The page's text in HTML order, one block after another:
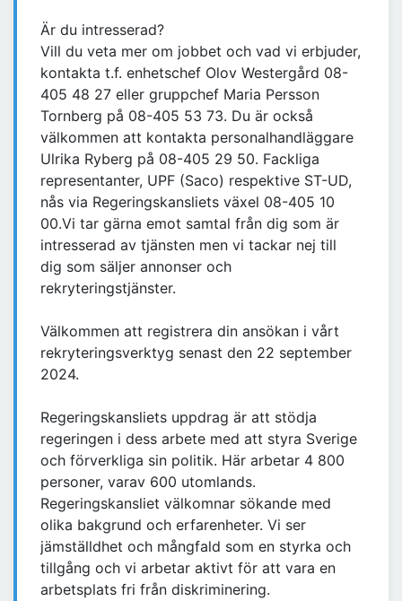
Är du intresserad?
Vill du veta mer om jobbet och vad vi erbjuder,
kontakta t.f. enhetschef Olov Westergård 08-
405 48 27 eller gruppchef Maria Persson
Tornberg på 08-405 53 73. Du är också
välkommen att kontakta personalhandläggare
Ulrika Ryberg på 08-405 29 50. Fackliga
representanter, UPF (Saco) respektive ST-UD,
nås via Regeringskansliets växel 08-405 10
00.Vi tar gärna emot samtal från dig som är
intresserad av tjänsten men vi tackar nej till
dig som säljer annonser och
rekryteringstjänster.
Välkommen att registrera din ansökan i vårt
rekryteringsverktyg senast den 22 september
2024.
Regeringskansliets uppdrag är att stödja
regeringen i dess arbete med att styra Sverige
och förverkliga sin politik. Här arbetar 4 800
personer, varav 600 utomlands.
Regeringskansliet välkomnar sökande med
olika bakgrund och erfarenheter. Vi ser
jämställdhet och mångfald som en styrka och
tillgång och vi arbetar aktivt för att vara en
arbetsplats fri från diskriminering.